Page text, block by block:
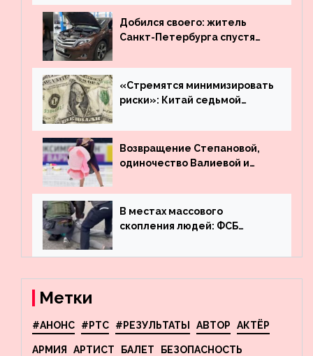
Добился своего: житель
Санкт-Петербурга спустя
угнанную в Казахстан
машину
«Стремятся минимизировать
риски»: Китай седьмой
деньги из американского
госдолга
Возвращение Степановой,
одиночество Валиевой и
что обсуждают в мире
фигурного катания
В местах массового
скопления людей: ФСБ
террористов, планировавших
Метки
#АНОНС #РТС #РЕЗУЛЬТАТЫ АВТОР АКТЁР
АРМИЯ АРТИСТ БАЛЕТ БЕЗОПАСНОСТЬ